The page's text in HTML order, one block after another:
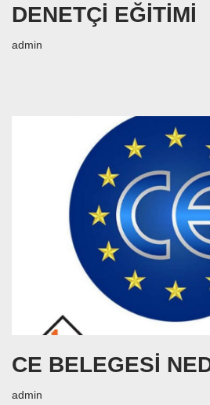
DENETÇİ EĞİTİMİ
admin
CE BELEGESİ
admin